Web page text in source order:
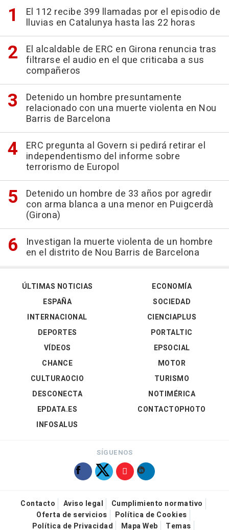
El 112 recibe 399 llamadas por el episodio de
lluvias en Catalunya hasta las 22 horas
El alcaldable de ERC en Girona renuncia tras
filtrarse el audio en el que criticaba a sus
compañeros
Detenido un hombre presuntamente
relacionado con una muerte violenta en Nou
Barris de Barcelona
ERC pregunta al Govern si pedirá retirar el
independentismo del informe sobre
terrorismo de Europol
Detenido un hombre de 33 años por agredir
con arma blanca a una menor en Puigcerdà
(Girona)
Investigan la muerte violenta de un hombre
en el distrito de Nou Barris de Barcelona
ÚLTIMAS NOTICIAS
ESPAÑA
INTERNACIONAL
DEPORTES
VÍDEOS
ECONOMÍA
SOCIEDAD
CIENCIAPLUS
PORTALTIC
EPSOCIAL
CHANCE
CULTURAOCIO
DESCONECTA
EPDATA.ES
INFOSALUS
MOTOR
TURISMO
NOTIMÉRICA
CONTACTOPHOTO
SÍGUENOS
Contacto Aviso legal
Cumplimiento normativo
Oferta de servicios
Política de Cookies
Política de Privacidad
Mapa Web Temas